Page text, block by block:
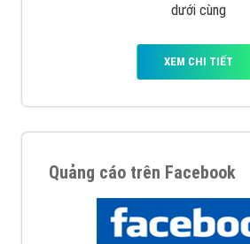
dưới cùng
XEM CHI TIẾT
Quảng cáo trên Facebook